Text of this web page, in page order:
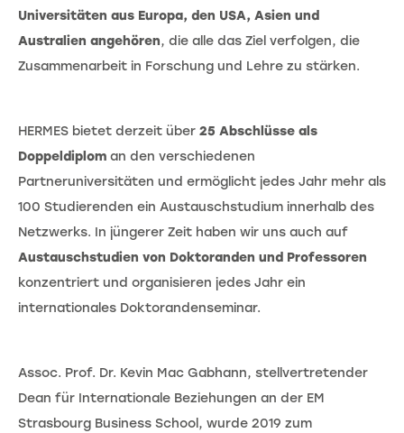
Universitäten aus Europa, den USA, Asien und
Australien angehören, die alle das Ziel verfolgen, die
Zusammenarbeit in Forschung und Lehre zu stärken.
HERMES bietet derzeit über 25 Abschlüsse als
Doppeldiplom an den verschiedenen
Partneruniversitäten und ermöglicht jedes Jahr mehr als
100 Studierenden ein Austauschstudium innerhalb des
Netzwerks. In jüngerer Zeit haben wir uns auch auf
Austauschstudien von Doktoranden und Professoren
konzentriert und organisieren jedes Jahr ein
internationales Doktorandenseminar.
Assoc. Prof. Dr. Kevin Mac Gabhann, stellvertretender
Dean für Internationale Beziehungen an der EM
Strasbourg Business School, wurde 2019 zum